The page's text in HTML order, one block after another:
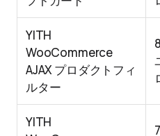
YITH
WooCommerce
AJAX プロダクトフィ
ルター
YITH